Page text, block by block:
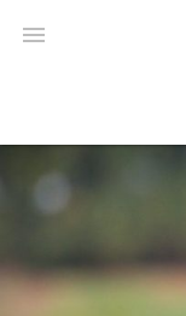
